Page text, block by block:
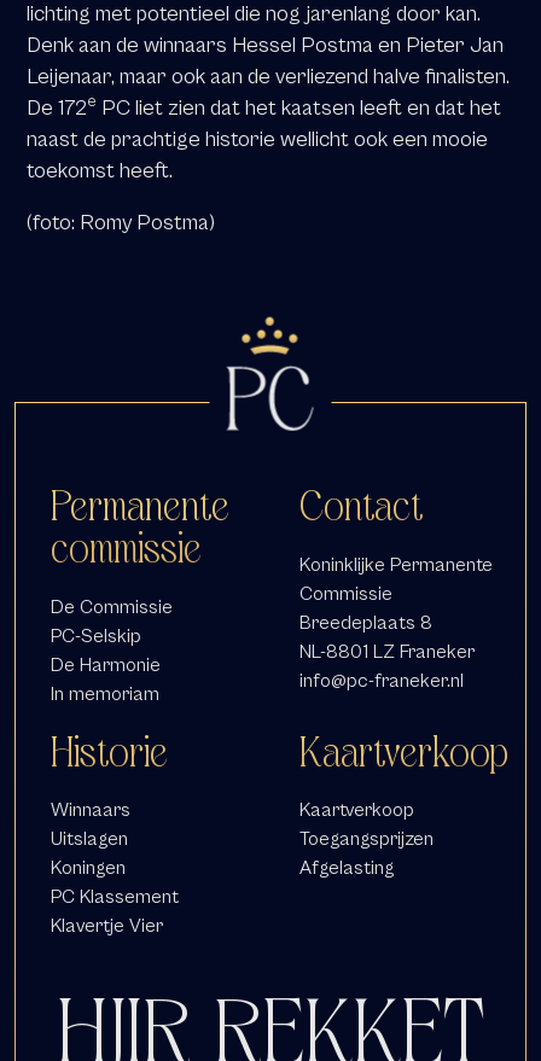
lichting met potentieel die nog jarenlang door kan.
Denk aan de winnaars Hessel Postma en Pieter Jan
Leijenaar, maar ook aan de verliezend halve finalisten.
De 172e PC liet zien dat het kaatsen leeft en dat het
naast de prachtige historie wellicht ook een mooie
toekomst heeft.
(foto: Romy Postma)
Contact
Koninklijke Permanente
Commissie
Breedeplaats 8
NL-8801 LZ Franeker
info@pc-franeker.nl
Permanente
commissie
De Commissie
PC-Selskip
De Harmonie
In memoriam
Historie
Winnaars
Uitslagen
Koningen
PC Klassement
Klavertje Vier
Kaartverkoop
Kaartverkoop
Toegangsprijzen
Afgelasting
HJIR REKKET